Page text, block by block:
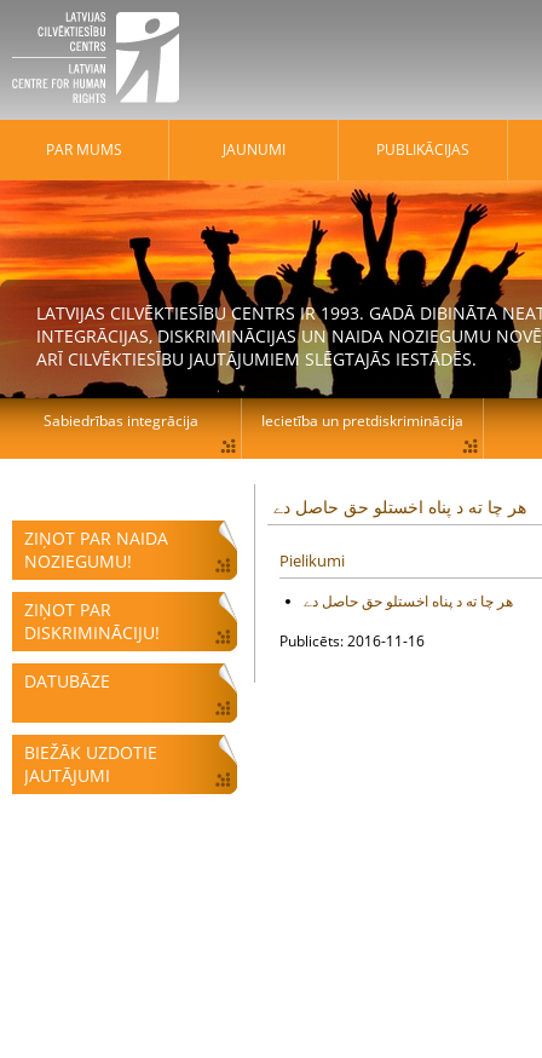
ZIŅOT PAR NAIDA
NOZIEGUMU!
ZIŅOT PAR
DISKRIMINĀCIJU!
DATUBĀZE
BIEŽĀK UZDOTIE
JAUTĀJUMI
هر چا ته د پناه اخستلو حق حاصل دے
Pielikumi
هر چا ته د پناه اخستلو حق حاصل دے
Publicēts: 2016-11-16
PAR MUMS JAUNUMI PUBLIKĀCIJAS
LATVIJAS CILVĒKTIESĪBU CENTRS IR 1993. GADĀ DIBINĀTA
INTEGRĀCIJAS, DISKRIMINĀCIJAS UN NAIDA NOZIEGUMU
ARĪ CILVĒKTIESĪBU JAUTĀJUMIEM SLĒGTAJĀS IESTĀDĒS.
Sabiedrības integrācija Iecietība un pretdiskriminācija